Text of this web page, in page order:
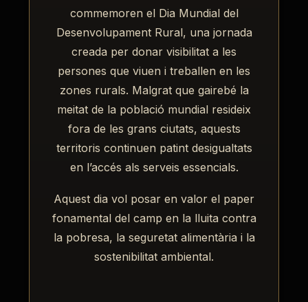
commemoren el Dia Mundial del
Desenvolupament Rural, una jornada
creada per donar visibilitat a les
persones que viuen i treballen en les
zones rurals. Malgrat que gairebé la
meitat de la població mundial resideix
fora de les grans ciutats, aquests
territoris continuen patint desigualtats
en l’accés als serveis essencials.
Aquest dia vol posar en valor el paper
fonamental del camp en la lluita contra
la pobresa, la seguretat alimentària i la
sostenibilitat ambiental.